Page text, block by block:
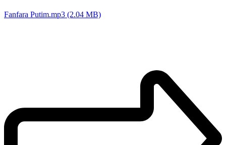
Fanfara Putim.mp3 (2.04 MB)